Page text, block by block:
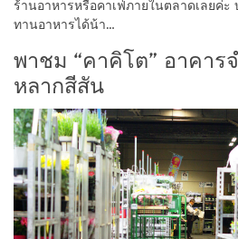
ร้านอาหารหรือคาเฟ่ภายในตลาดเลยค่ะ
ทานอาหารได้น้า…
พาชม “คาคิโต” อาคาร
หลากสีสัน